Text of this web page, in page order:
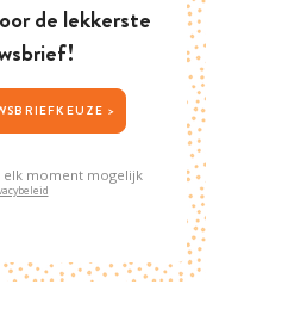
de lekkerste
JOUW NIEUWSBRIEFKEUZE >
elk moment mogelijk